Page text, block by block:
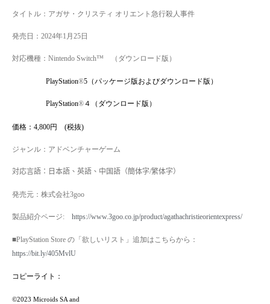
タイトル：アガサ・クリスティ オリエント急行殺人事件
発売日： 2024年1 月 25日
対応機種： Nintendo Switch™ （ダウンロード版）
PlayStation®5 （パッケージ版およびダウンロード版）
PlayStation®４（ダウンロード版）
価格 ： 4,800円 (税抜)
ジャンル：アドベンチャーゲーム
対応言語：日本語、英語、中国語（簡体字/繁体字）
発売元：株式会社3goo
製品紹介ページ: https://www.3goo.co.jp/product/agathachristieorientexpress/
■PlayStation Store の「欲しいリスト」追加はこちらから：
https://bit.ly/405MvlU
コピーライト：
©2023 Microids SA and